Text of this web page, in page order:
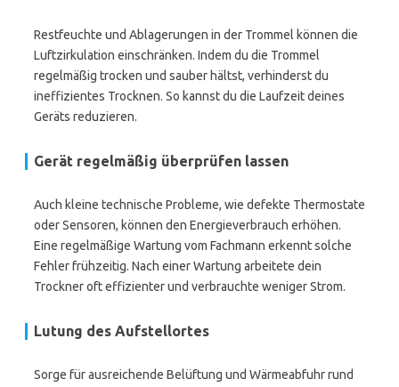
Restfeuchte und Ablagerungen in der Trommel können die
Luftzirkulation einschränken. Indem du die Trommel
regelmäßig trocken und sauber hältst, verhinderst du
ineffizientes Trocknen. So kannst du die Laufzeit deines
Geräts reduzieren.
Gerät regelmäßig überprüfen lassen
Auch kleine technische Probleme, wie defekte Thermostate
oder Sensoren, können den Energieverbrauch erhöhen.
Eine regelmäßige Wartung vom Fachmann erkennt solche
Fehler frühzeitig. Nach einer Wartung arbeitete dein
Trockner oft effizienter und verbrauchte weniger Strom.
Lutung des Aufstellortes
Sorge für ausreichende Belüftung und Wärmeabfuhr rund